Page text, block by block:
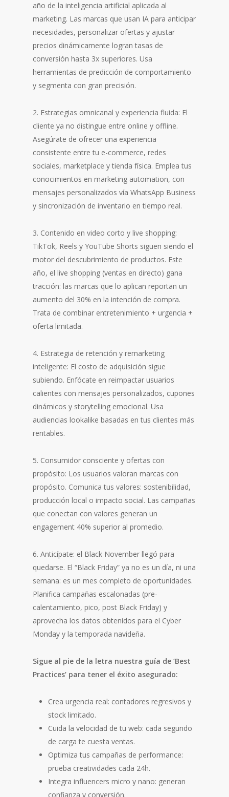
año de la inteligencia artificial aplicada al
marketing. Las marcas que usan IA para anticipar
necesidades, personalizar ofertas y ajustar
precios dinámicamente logran tasas de
conversión hasta 3x superiores. Usa
herramientas de predicción de comportamiento
y segmenta con gran precisión.
2. Estrategias omnicanal y experiencia fluida: El
cliente ya no distingue entre online y offline.
Asegúrate de ofrecer una experiencia
consistente entre tu e-commerce, redes
sociales, marketplace y tienda física. Emplea tus
conocimientos en marketing automation, con
mensajes personalizados vía WhatsApp Business
y sincronización de inventario en tiempo real.
3. Contenido en video corto y live shopping:
TikTok, Reels y YouTube Shorts siguen siendo el
motor del descubrimiento de productos. Este
año, el live shopping (ventas en directo) gana
tracción: las marcas que lo aplican reportan un
aumento del 30% en la intención de compra.
Trata de combinar entretenimiento + urgencia +
oferta limitada.
4. Estrategia de retención y remarketing
inteligente: El costo de adquisición sigue
subiendo. Enfócate en reimpactar usuarios
calientes con mensajes personalizados, cupones
dinámicos y storytelling emocional. Usa
audiencias lookalike basadas en tus clientes más
rentables.
5. Consumidor consciente y ofertas con
propósito: Los usuarios valoran marcas con
propósito. Comunica tus valores: sostenibilidad,
producción local o impacto social. Las campañas
que conectan con valores generan un
engagement 40% superior al promedio.
6. Anticípate: el Black November llegó para
quedarse. El “Black Friday” ya no es un día, ni una
semana: es un mes completo de oportunidades.
Planifica campañas escalonadas (pre-
calentamiento, pico, post Black Friday) y
aprovecha los datos obtenidos para el Cyber
Monday y la temporada navideña.
Sigue al pie de la letra nuestra guía de ‘Best
Practices’ para tener el éxito asegurado:
Crea urgencia real: contadores regresivos y
stock limitado.
Cuida la velocidad de tu web: cada segundo
de carga te cuesta ventas.
Optimiza tus campañas de performance:
prueba creatividades cada 24h.
Integra influencers micro y nano: generan
confianza y conversión.